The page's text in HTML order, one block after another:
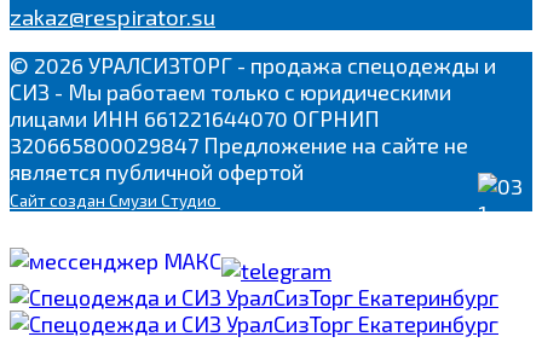
zakaz@respirator.su
© 2026 УРАЛСИЗТОРГ - продажа спецодежды и
СИЗ - Мы работаем только с юридическими
лицами ИНН 661221644070 ОГРНИП
320665800029847 Предложение на сайте не
является публичной офертой
Сайтсоздан Смузи Студио